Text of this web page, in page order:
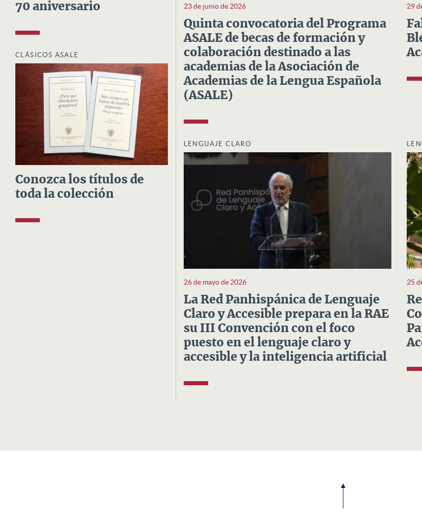
70 aniversario
CLÁSICOS ASALE
Conozca los títulos de
toda la colección
23 de junio de 2026
Quinta convocatoria del Programa
ASALE de becas de formación y
colaboración destinado a las
academias de la Asociación de
Academias de la Lengua Española
(ASALE)
29
LENGUAJE CLARO
26 de mayo de 2026
La Red Panhispánica de Lenguaje
Claro y Accesible prepara en la RAE
su III Convención con el foco
puesto en el lenguaje claro y
accesible y la inteligencia artificial
25